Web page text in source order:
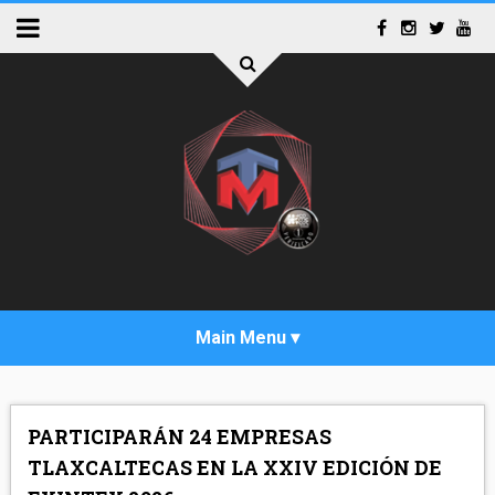
PARTICIPARÁN 24 EMPRESAS
TLAXCALTECAS EN LA XXIV EDICIÓN DE